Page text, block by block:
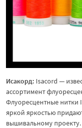
Исакорд: Isacord —
ассортимент
Флуоресцентные нитки
яркой яркостью
вышивальному проекту.